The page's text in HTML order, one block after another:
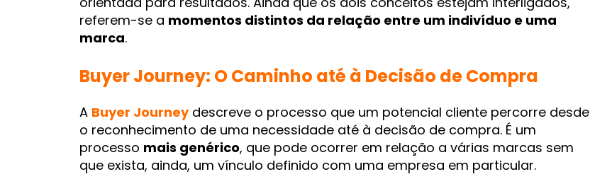
referem-se a momentos distintos da relação entre um indivíduo e uma
marca.
Buyer Journey: O Caminho até à Decisão de Compra
A Buyer Journeydescreve o processo que um potencial cliente percorre desde
o reconhecimento de uma necessidade até à decisão de compra. É um
processo mais genérico, que pode ocorrer em relação a várias marcas sem
que exista, ainda, um vínculo definido com uma empresa em particular.